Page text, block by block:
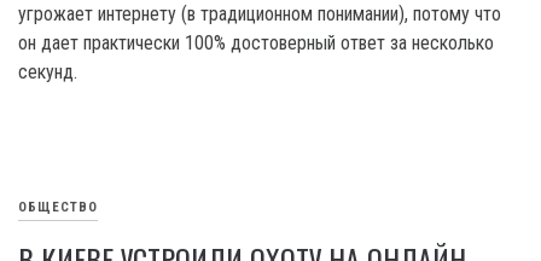
угрожает интернету (в традиционном понимании), потому что
он дает практически 100% достоверный ответ за несколько
секунд.
ОБЩЕСТВО